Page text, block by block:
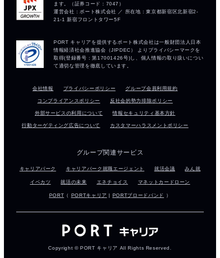
会社情報 プライバシーポリシー グループ会員利用規約
コンプライアンスポリシー 反社会的勢力排除ポリシー
外部サービスの利用について 情報セキュリティ基本方針
行動ターゲティング広告について カスタマーハラスメントポリシー